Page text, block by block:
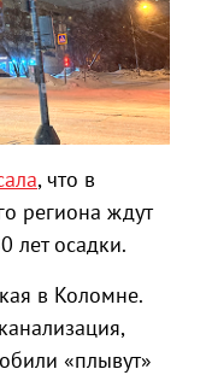
, что в
региона ждут
лет осадки.
в Коломне.
«плывут»